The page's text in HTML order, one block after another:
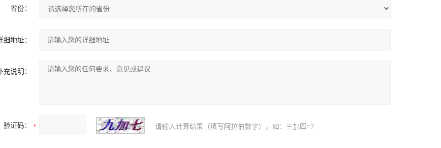
省份：
细地址：
充说明：
验证码： 请输入计算结果（填写阿拉伯数字），如：三加四=7